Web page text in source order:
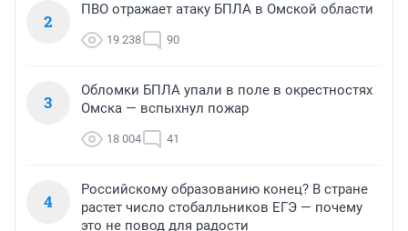
2
ПВО отражает атаку БПЛА в Омской области
19 238 90
3
Обломки БПЛА упали в поле в окрестностях
Омска — вспыхнул пожар
18 004 41
4
Российскому образованию конец? В стране
растет число стобалльников ЕГЭ — почему
это не повод для радости